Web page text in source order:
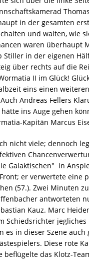
in der gesamten
und walten, wie
waren überhaupt
in der eigenen
über rechts auf die
II im Glück!
eins einen
Andreas Fellers
ins Auge gehen
Kapitän Marcus
nicht viele; dennoch
Galaktischen"  in
er verwertete eine
(57.). Zwei Minuten
antworteten
Kauz. Marc
jegliches
in dieser Szene auch
Diese rote
das Klotz-